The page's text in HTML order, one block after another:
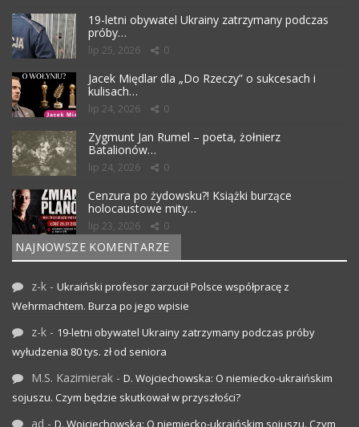
19-letni obywatel Ukrainy zatrzymany podczas
próby…
lip 25, 2026 0
Jacek Międlar dla „Do Rzeczy” o sukcesach i
kulisach…
lip 24, 2026 0
Zygmunt Jan Rumel – poeta, żołnierz
Batalionów…
lip 24, 2026 0
Cenzura po żydowsku?! Książki burzące
holocaustowe mity…
lip 23, 2026 0
NAJNOWSZE KOMENTARZE
z-k - Ukraiński profesor zarzucił Polsce współpracę z
Wehrmachtem. Burza po jego wpisie
z-k - 19-letni obywatel Ukrainy zatrzymany podczas próby
wyłudzenia 80 tys. zł od seniora
M.S. Kazimierak - D. Wojciechowska: O niemiecko-ukraińskim
sojuszu. Czym będzie skutkował w przyszłości?
ad - D. Wojciechowska: O niemiecko-ukraińskim sojuszu. Czym